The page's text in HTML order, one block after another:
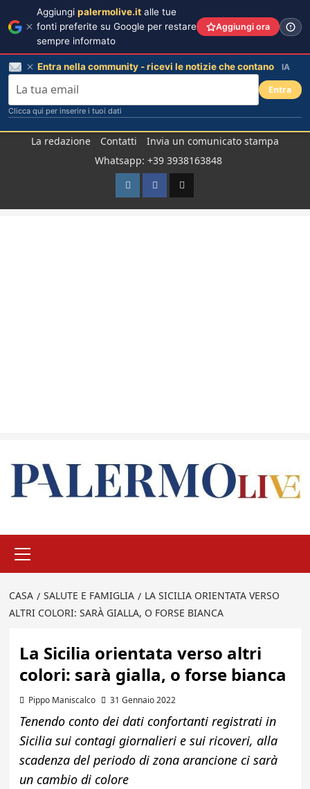
La redazione Contatti
Invia un comunicato stampa
Whatsapp: +39 3938163848
InstagramFacebook
TikTok
principale
CASA SALUTE E FAMIGLIA
LA SICILIA ORIENTATA VERSO
ALTRI COLORI: SARÀ GIALLA, O FORSE BIANCA
La Sicilia orientata verso altri
colori: sarà gialla, o forse bianca
Pippo Maniscalco 31 Gennaio 2022
Tenendo conto dei dati confortanti registrati in
Sicilia sui contagi giornalieri e sui ricoveri, alla
scadenza del periodo di zona arancione ci sarà
un cambio di colore
Aggiungi palermolive.it alle tue
fonti preferite su Google per restare
sempre informato
Aggiungi ora
Entra nella community - ricevi le notizie che contano IA
Entra
Clicca qui per inserire i tuoi dati